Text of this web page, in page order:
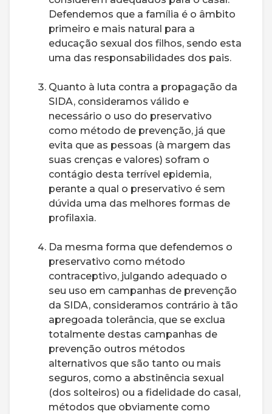
Defendemos que a família é o âmbito
primeiro e mais natural para a
educação sexual dos filhos, sendo esta
uma das responsabilidades dos pais.
Quanto à luta contra a propagação da
SIDA, consideramos válido e
necessário o uso do preservativo
como método de prevenção, já que
evita que as pessoas (à margem das
suas crenças e valores) sofram o
contágio desta terrível epidemia,
perante a qual o preservativo é sem
dúvida uma das melhores formas de
profilaxia.
Da mesma forma que defendemos o
preservativo como método
contraceptivo, julgando adequado o
seu uso em campanhas de prevenção
da SIDA, consideramos contrário à tão
apregoada tolerância, que se exclua
totalmente destas campanhas de
prevenção outros métodos
alternativos que são tanto ou mais
seguros, como a abstinência sexual
(dos solteiros) ou a fidelidade do casal,
métodos que obviamente como